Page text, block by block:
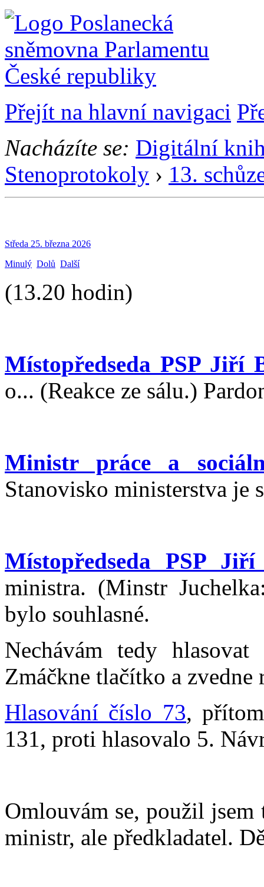
Přejít na hlavní navigaci
Nacházíte se: Digitální
Stenoprotokoly › 13.
Středa 25. března 2026
Minulý Dolů Další
(13.20 hodin)
Místopředseda PSP Jiří
o... (Reakce ze sálu.)
Ministr práce a
Stanovisko ministerstva je
Místopředseda PSP
ministra. (Minstr
bylo souhlasné.
Nechávám tedy
Zmáčkne tlačítko a
Hlasování číslo 73,
131, proti hlasovalo 5.
Omlouvám se, použil
ministr, ale předkladatel.